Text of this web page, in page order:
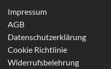
Impressum
AGB
Datenschutzerklärung
Cookie Richtlinie
Widerrufsbelehrung